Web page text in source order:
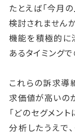
たとえば「今月
検討されませんか
機能を積極的に
あるタイミング
これらの訴求導
求価値が高いの
「どのセグメン
分析したうえで